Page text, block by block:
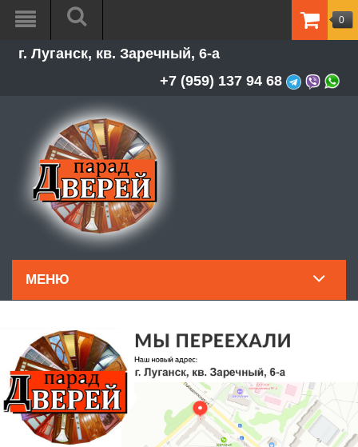
г. Луганск, кв. Заречный, 6-а
+7 (959) 137 94 68
0
МЕНЮ